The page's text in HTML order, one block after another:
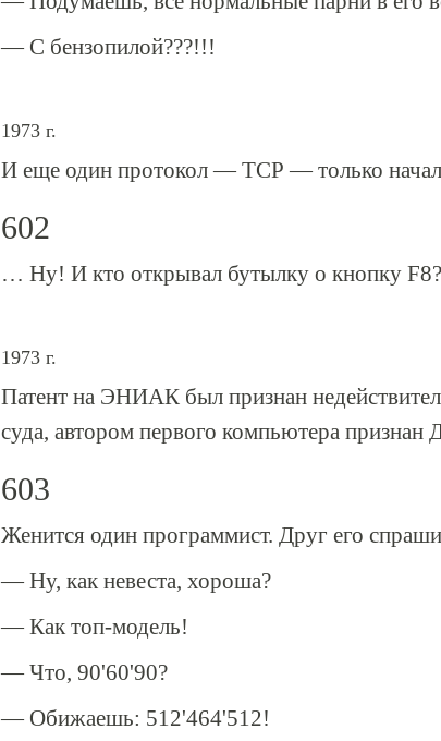
— С бензопилой???!!!
1973 г.
И еще один протокол — TCP — только начал
602
… Ну! И кто открывал бутылку о кнопку
1973 г.
Патент на ЭНИАК был признан
суда, автором первого компьютера
603
Женится один программист. Друг его
— Ну, как невеста, хороша?
— Как топ-модель!
— Что, 90'60'90?
— Обижаешь: 512'464'512!